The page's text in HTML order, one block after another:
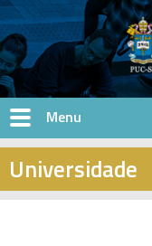
Pular para o conteúdo
Universidade